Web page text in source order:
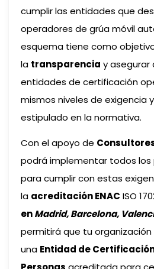
cumplir las entidades que
operadores de grúa móvil
esquema tiene como
la transparencia y asegurar
entidades de certificación
mismos niveles de exigencia
estipulado en la normativa.
Con el apoyo de
podrá implementar todos los
para cumplir con estas
la acreditación ENAC ISO
enMadrid, Barcelona,
permitirá que tu
una Entidad de